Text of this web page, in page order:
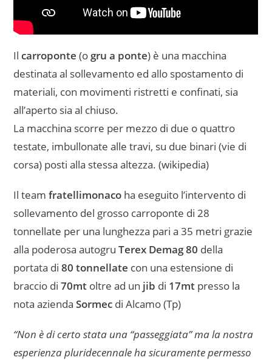
Ilcarroponte (o gru a ponte) è una macchina
destinata al sollevamento ed allo spostamento di
materiali, con movimenti ristretti e confinati, sia
all’aperto sia al chiuso.
La macchina scorre per mezzo di due o quattro
testate, imbullonate alle travi, su due binari (vie di
corsa) posti alla stessa altezza. (wikipedia)
Il teamfratellimonaco ha eseguito l’intervento di
sollevamento del grosso carroponte di 28
tonnellate per una lunghezza pari a 35 metri grazie
alla poderosa autogruTerex Demag 80 della
portata di80 tonnellate con una estensione di
braccio di 70mt oltre ad un jib di 17mt presso la
nota aziendaSormec di Alcamo (Tp)
“Non è di certo stata una “passeggiata” ma la nostra
esperienza pluridecennale ha sicuramente permesso